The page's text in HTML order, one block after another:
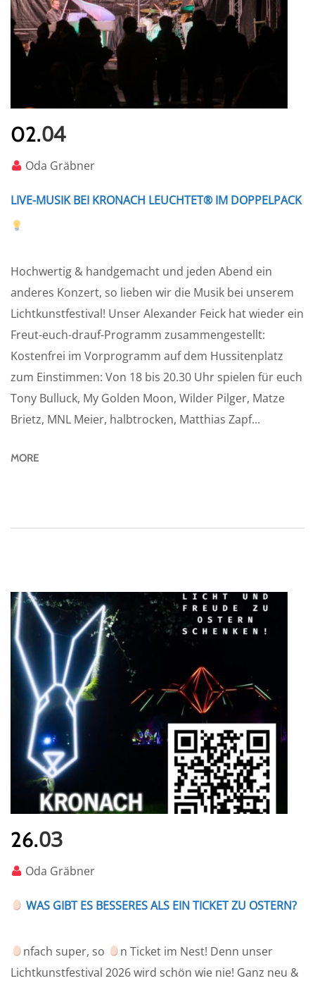
02.04
Oda Gräbner
LIVE-MUSIK BEI KRONACH LEUCHTET® IM DOPPELPACK
Hochwertig & handgemacht und jeden Abend ein
anderes Konzert, so lieben wir die Musik bei unserem
Lichtkunstfestival! Unser Alexander Feick hat wieder ein
Freut-euch-drauf-Programm zusammengestellt:
Kostenfrei im Vorprogramm auf dem Hussitenplatz
zum Einstimmen: Von 18 bis 20.30 Uhr spielen für euch
Tony Bulluck, My Golden Moon, Wilder Pilger, Matze
Brietz, MNL Meier, halbtrocken, Matthias Zapf...
MORE
26.03
Oda Gräbner
WAS GIBT ES BESSERES ALS EIN TICKET ZU OSTERN?
nfach super, so
n Ticket im Nest! Denn unser
Lichtkunstfestival 2026 wird schön wie nie! Ganz neu &